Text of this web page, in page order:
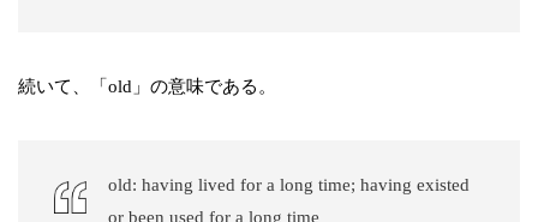
続いて、「old」の意味である。
old: having lived for a long time; having existed
or been used for a long time